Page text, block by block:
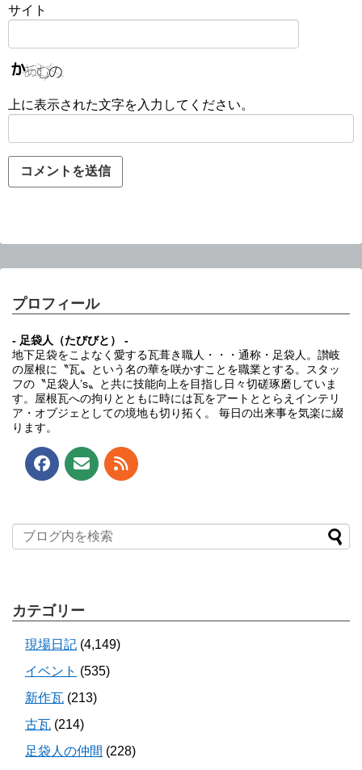
サイト
上に表示された文字を入力してください。
プロフィール
- 足袋人（たびびと） -
地下足袋をこよなく愛する瓦葺き職人・・・通称・足袋人。讃岐
の屋根に〝瓦〟という名の華を咲かすことを職業とする。スタッ
フの〝足袋人’s〟と共に技能向上を目指し日々切磋琢磨していま
す。屋根瓦への拘りとともに時には瓦をアートととらえインテリ
ア・オブジェとしての境地も切り拓く。 毎日の出来事を気楽に綴
ります。
カテゴリー
現場日記 (4,149)
イベント (535)
新作瓦 (213)
古瓦 (214)
足袋人の仲間 (228)